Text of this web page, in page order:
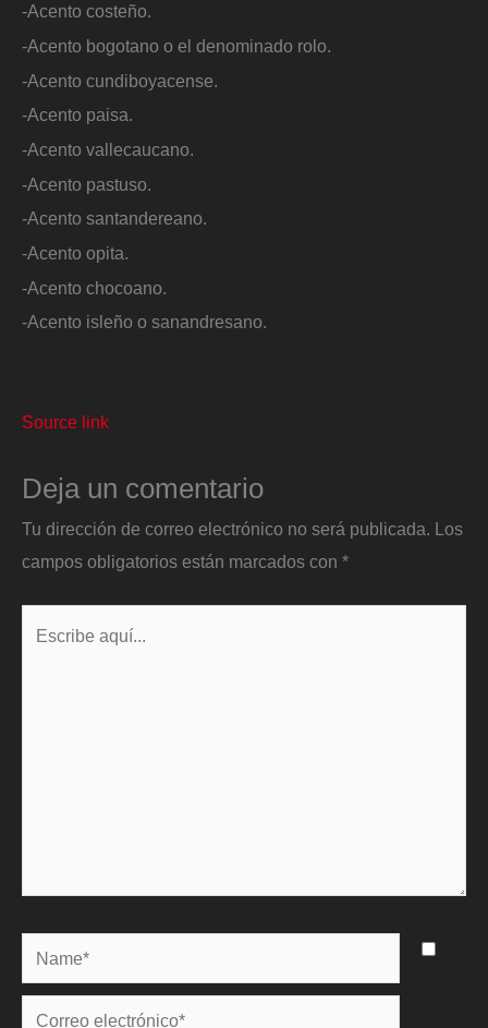
-Acento costeño.
-Acento bogotano o el denominado rolo.
-Acento cundiboyacense.
-Acento paisa.
-Acento vallecaucano.
-Acento pastuso.
-Acento santandereano.
-Acento opita.
-Acento chocoano.
-Acento isleño o sanandresano.
Source link
Deja un comentario
Tu dirección de correo electrónico no será publicada.
Los
campos obligatorios están marcados con *
Name*
Correo